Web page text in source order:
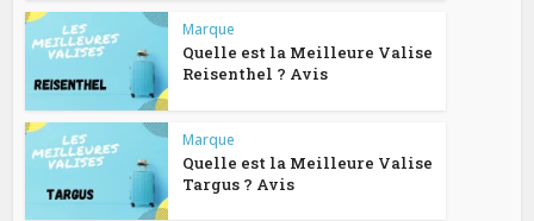
Marque
Quelle est la Meilleure Valise
Reisenthel ? Avis
Marque
Quelle est la Meilleure Valise
Targus ? Avis